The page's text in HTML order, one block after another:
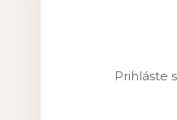
Prihláste